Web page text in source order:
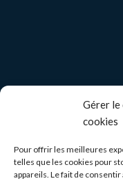
Gérer le
cookies
Pour offrir les meilleures
telles que les cookies pour
appareils. Le fait de